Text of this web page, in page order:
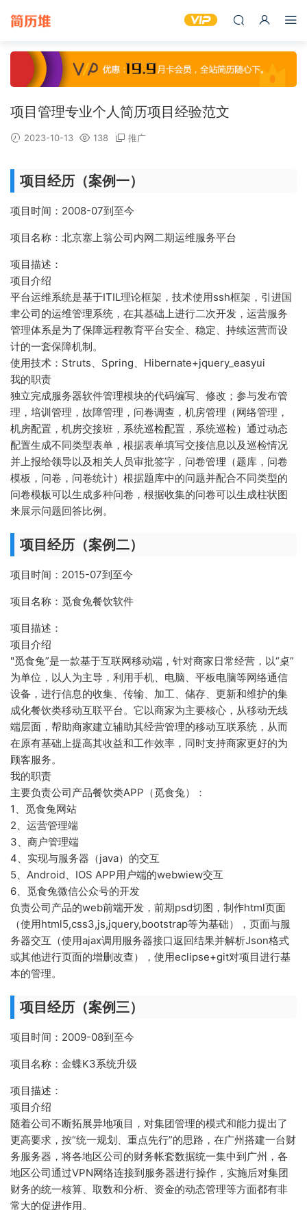
项目管理专业个人简历项目经验范文
2023-10-13 138 推广
项目经历（案例一）
项目时间：2008-07到至今
项目名称：北京塞上翁公司内网二期运维服务平台
项目描述：
项目介绍
平台运维系统是基于ITIL理论框架，技术使用ssh框架，引进国
聿公司的运维管理系统，在其基础上进行二次开发，运营服务
管理体系是为了保障远程教育平台安全、稳定、持续运营而设
计的一套保障机制。
使用技术：Struts、Spring、Hibernate+jquery_easyui
我的职责
独立完成服务器软件管理模块的代码编写、修改；参与发布管
理，培训管理，故障管理，问卷调查，机房管理（网络管理，
机房配置，机房交接班，系统巡检配置，系统巡检）通过动态
配置生成不同类型表单，根据表单填写交接信息以及巡检情况
并上报给领导以及相关人员审批签字，问卷管理（题库，问卷
模板，问卷，问卷统计）根据题库中的问题并配合不同类型的
问卷模板可以生成多种问卷，根据收集的问卷可以生成柱状图
来展示问题回答比例。
项目经历（案例二）
项目时间：2015-07到至今
项目名称：觅食兔餐饮软件
项目描述：
项目介绍
"觅食兔”是一款基于互联网移动端，针对商家日常经营，以“桌”
为单位，以人为主导，利用手机、电脑、平板电脑等网络通信
设备，进行信息的收集、传输、加工、储存、更新和维护的集
成化餐饮类移动互联平台。它以商家为主要核心，从移动无线
端层面，帮助商家建立辅助其经营管理的移动互联系统，从而
在原有基础上提高其收益和工作效率，同时支持商家更好的为
顾客服务。
我的职责
主要负责公司产品餐饮类APP（觅食兔）：
1、觅食兔网站
2、运营管理端
3、商户管理端
4、实现与服务器（java）的交互
5、Android、IOS APP用户端的webwiew交互
6、觅食兔微信公众号的开发
负责公司产品的web前端开发，前期psd切图，制作html页面
（使用html5,css3,js,jquery,bootstrap等为基础），页面与服
务器交互（使用ajax调用服务器接口返回结果并解析Json格式
或其他进行页面的增删改查），使用eclipse+git对项目进行基
本的管理。
项目经历（案例三）
项目时间：2009-08到至今
项目名称：金蝶K3系统升级
项目描述：
项目介绍
随着公司不断拓展异地项目，对集团管理的模式和能力提出了
更高要求，按“统一规划、重点先行”的思路，在广州搭建一台财
务服务器，将各地区公司的财务帐套数据统一集中到广州，各
地区公司通过VPN网络连接到服务器进行操作，实施后对集团
财务的统一核算、取数和分析、资金的动态管理等方面都有非
常大的促进作用。